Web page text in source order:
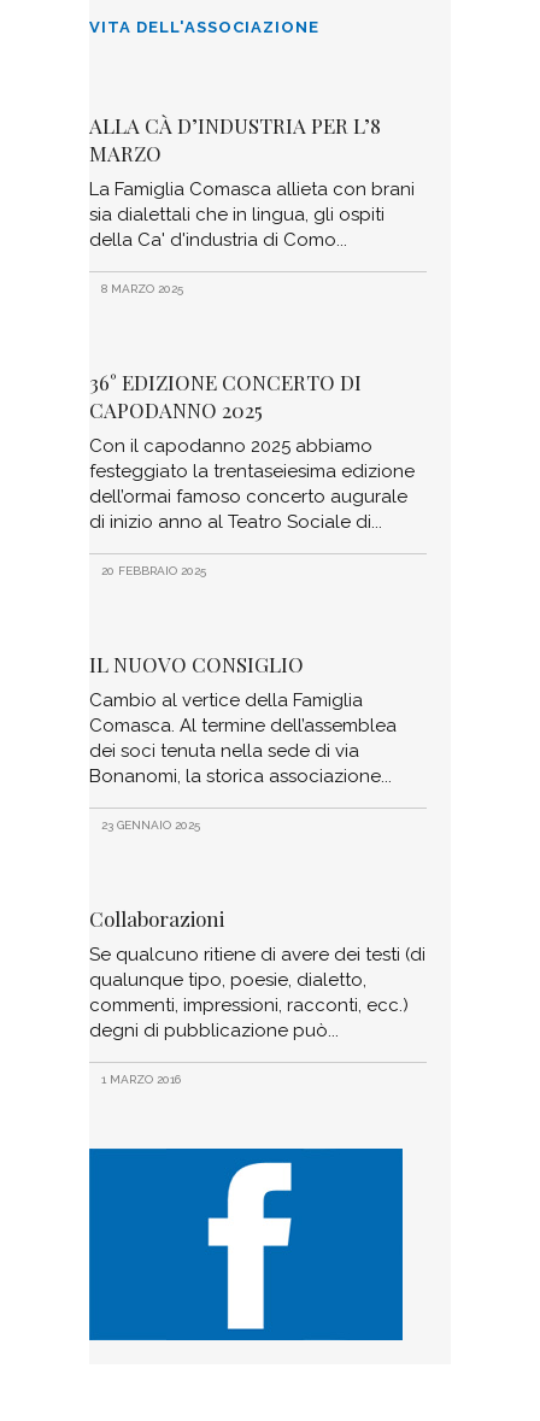
VITA DELL'ASSOCIAZIONE
ALLA CÀ D’INDUSTRIA PER L’8
MARZO
La Famiglia Comasca allieta con brani
sia dialettali che in lingua, gli ospiti
della Ca' d'industria di Como
8 MARZO 2025
36° EDIZIONE CONCERTO DI
CAPODANNO 2025
Con il capodanno 2025 abbiamo
festeggiato la trentaseiesima edizione
dell’ormai famoso concerto augurale
di inizio anno al Teatro Sociale di
20 FEBBRAIO 2025
IL NUOVO CONSIGLIO
Cambio al vertice della Famiglia
Comasca. Al termine dell’assemblea
dei soci tenuta nella sede di via
Bonanomi, la storica associazione
23 GENNAIO 2025
Collaborazioni
Se qualcuno ritiene di avere dei testi (di
qualunque tipo, poesie, dialetto,
commenti, impressioni, racconti, ecc.)
degni di pubblicazione può
1 MARZO 2016